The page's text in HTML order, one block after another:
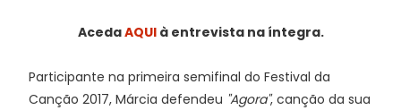
AcedaAQUIà entrevista na íntegra.
Participante na primeira semifinal do Festival da
Canção 2017, Márcia defendeu "Agora", canção da sua